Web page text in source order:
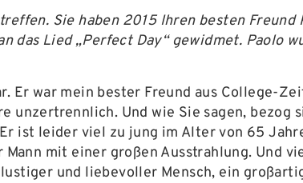
Sie haben 2015 Ihren besten
das Lied „Perfect Day“ gewidmet. Paolo
Er war mein bester Freund aus College-
unzertrennlich. Und wie Sie sagen, bezog
ist leider viel zu jung im Alter von 65
mit einer großen Ausstrahlung. Und
und liebevoller Mensch, ein